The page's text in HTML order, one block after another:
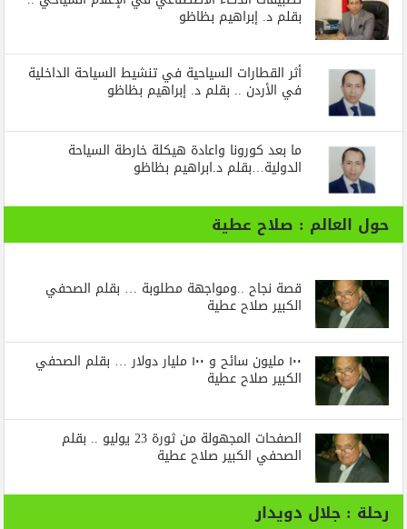
بقلم د. إبراهيم بظاظو
أثر القطارات السياحية في تنشيط السياحة الداخلية
في الأردن .. بقلم د. إبراهيم بظاظو
ما بعد كورونا واعادة هيكلة خارطة السياحة
الدولية…بقلم د.ابراهيم بظاظو
حول العالم : صلاح عطية
قصة نجاح ..ومواجهة مطلوبة … بقلم الصحفي
الكبير صلاح عطية
١٠٠ مليون سائح و ١٠٠ مليار دولار … بقلم الصحفي
الكبير صلاح عطية
الصفحات المجهولة من ثورة 23 يوليو .. بقلم
الصحفي الكبير صلاح عطية
رحلة : جلال دويدار